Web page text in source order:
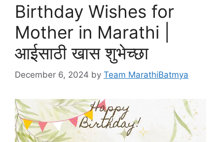
Birthday Wishes for
Mother in Marathi |
आईसाठी खास शुभेच्छा
December 6, 2024 by Team MarathiBatmya